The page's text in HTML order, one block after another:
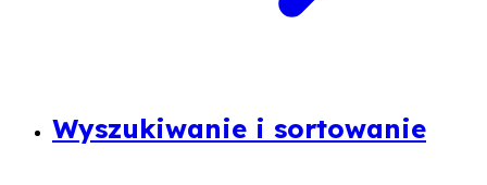
Wyszukiwanie i sortowanie